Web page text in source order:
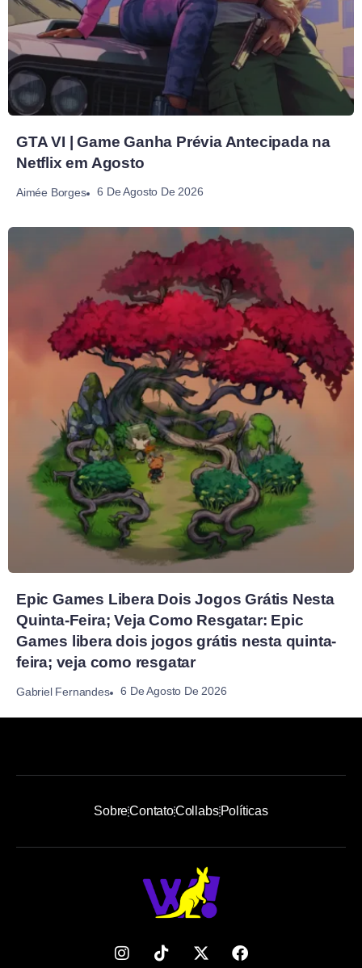
GTA VI | Game Ganha Prévia Antecipada na
Netflix em Agosto
Aimée Borges 6 De Agosto De 2026
Epic Games Libera Dois Jogos Grátis Nesta
Quinta-Feira; Veja Como Resgatar: Epic
Games libera dois jogos grátis nesta quinta-
feira; veja como resgatar
Gabriel Fernandes 6 De Agosto De 2026
SobreContatoCollabsPolíticas